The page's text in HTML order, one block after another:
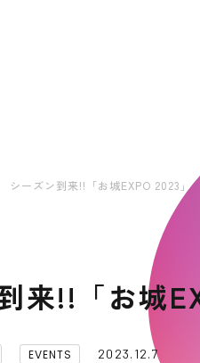
シーズン到来!!「お城EXPO 2023」
来!!「お城
EVENTS 2023.12.7